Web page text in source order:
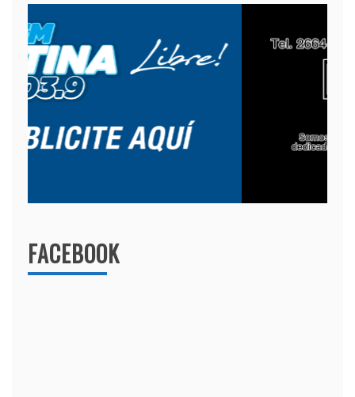
FACEBOOK